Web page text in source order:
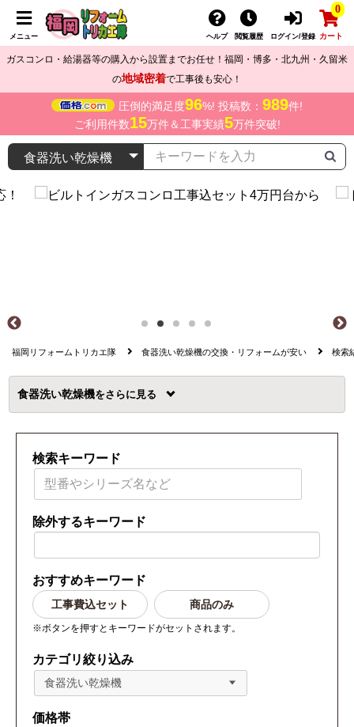
メニュー ヘルプ 閲覧履歴 ログイン/登録
0
カート
ガスコンロ・給湯器等の購入から設置までお任せ！福岡・博多・北九州・久留米
の地域密着で工事後も安心！
圧倒的満足度96%! 投稿数： 989件!
ご利用件数15万件＆工事実績5万件突破!
福岡リフォームトリカエ隊 食器洗い乾燥機の交換・リフォームが安い 検索
食器洗い乾燥機を
検索キーワード
除外するキーワード
おすすめキーワード
工事費込セット 商品のみ
※ボタンを押すとキーワードがセットされます。
カテゴリ絞り込み
食器洗い乾燥機
価格帯